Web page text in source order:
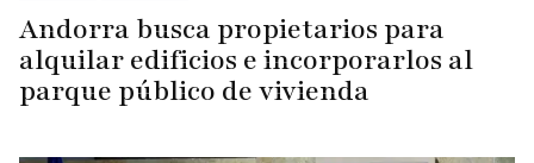
Andorra busca propietarios para
alquilar edificios e incorporarlos al
parque público de vivienda